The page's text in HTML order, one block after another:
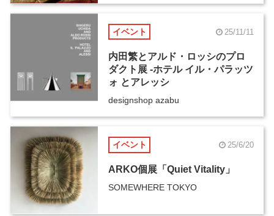
イベント 25/11/11
内田繁とアルド・ロッシのプロ
ダクト展 -ホテル イル・パラッツ
ォ とアレッシ
designshop azabu
イベント 25/6/20
ARKO個展「Quiet Vitality」
SOMEWHERE TOKYO